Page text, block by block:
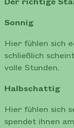
Der richtige
Sonnig
Hier fühlen sich
schließlich
volle Stunden.
Halbschattig
Hier fühlen sich
spendet ihnen